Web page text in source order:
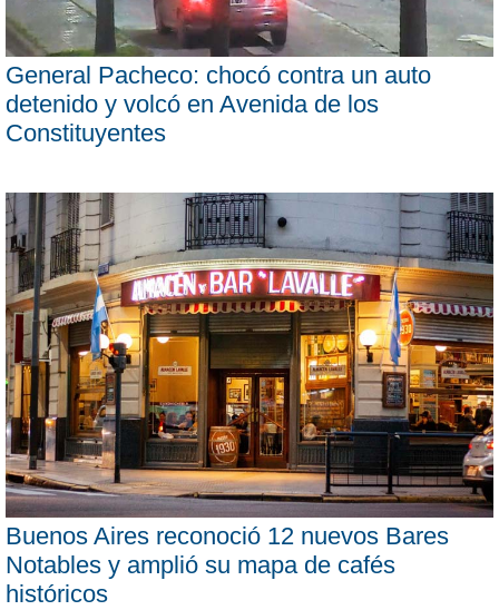
General Pacheco: chocó contra un auto
detenido y volcó en Avenida de los
Constituyentes
Buenos Aires reconoció 12 nuevos Bares
Notables y amplió su mapa de cafés
históricos